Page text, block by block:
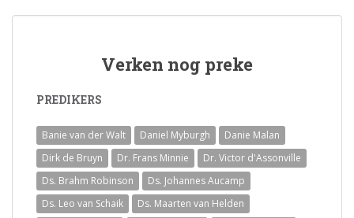
Verken nog preke
PREDIKERS
Banie van der Walt Daniel Myburgh
Danie Malan
Dirk de Bruyn
Dr. Frans Minnie
Dr. Victor d'Assonville
Ds. Brahm Robinson
Ds. Johannes Aucamp
Ds. Leo van Schaik
Ds. Maarten van Helden